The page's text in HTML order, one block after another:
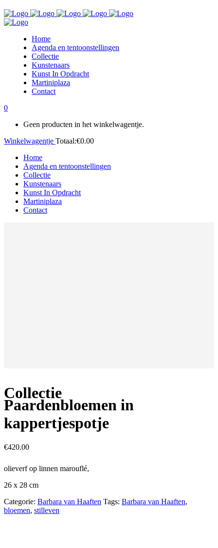
Home
Agenda en tentoonstellingen
Collectie
Kunstenaars
Kunst In Opdracht
Martiniplaza
Contact
0
Geen producten in het winkelwagentje.
Winkelwagentje Totaal:€0.00
Home
Agenda en tentoonstellingen
Collectie
Kunstenaars
Kunst In Opdracht
Martiniplaza
Contact
Collectie
Paardenbloemen in
kappertjespotje
€420.00
olieverf op linnen marouflé,
26 x 28 cm
Categorie: Barbara van Haaften Tags: Barbara van Haaften,
bloemen, stilleven